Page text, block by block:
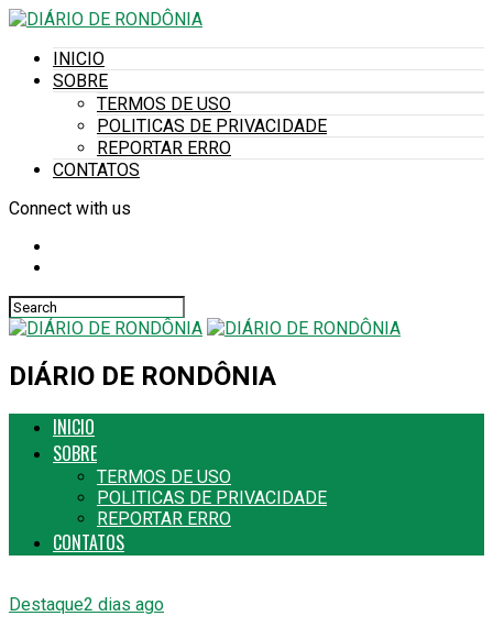
INICIO
SOBRE
TERMOS DE USO
POLITICAS DE PRIVACIDADE
REPORTAR ERRO
CONTATOS
Connect with us
DIÁRIO DE RONDÔNIA
INICIO
SOBRE
TERMOS DE USO
POLITICAS DE PRIVACIDADE
REPORTAR ERRO
CONTATOS
Destaque2 dias ago